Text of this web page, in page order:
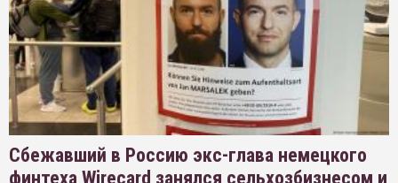
Сбежавший в Россию экс-глава немецкого
финтеха Wirecard занялся сельхозбизнесом и